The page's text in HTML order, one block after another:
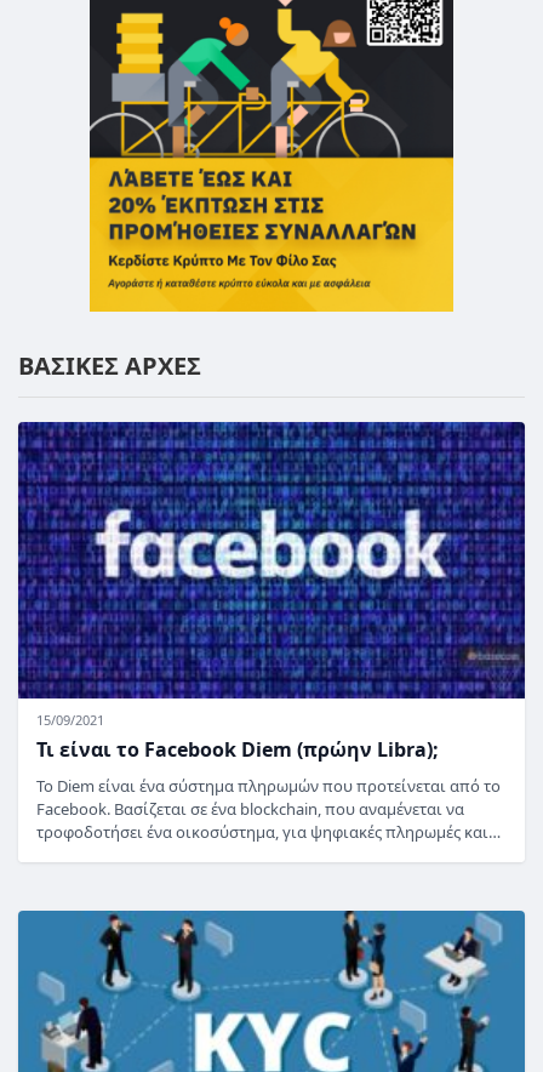
ΒΑΣΙΚΕΣ ΑΡΧΕΣ
15/09/2021
Τι είναι το Facebook Diem (πρώην Libra);
Το Diem είναι ένα σύστημα πληρωμών που προτείνεται από το
Facebook. Βασίζεται σε ένα blockchain, που αναμένεται να
τροφοδοτήσει ένα οικοσύστημα, για ψηφιακές πληρωμές και…